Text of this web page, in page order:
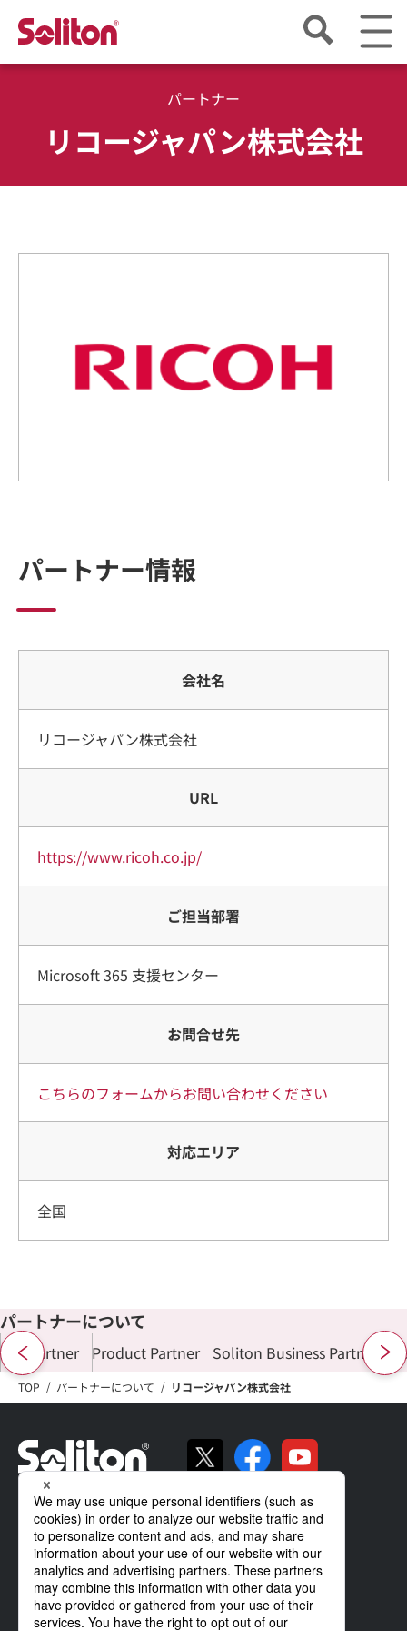
パートナー
リコージャパン株式会社
パートナー情報
会社名
リコージャパン株式会社
URL
https://www.ricoh.co.jp/
ご担当部署
Microsoft 365 支援センター
お問合せ先
こちらのフォームからお問い合わせください
対応エリア
全国
パートナーについて
ALL Partner Product Partner Soliton Business Partner
TOP パートナーについて リコージャパン株式会社
ソリトンの強み
製品・サービス
導入事例
サポート
企業情報